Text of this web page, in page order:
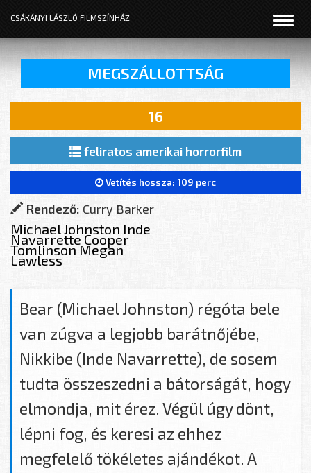
Menü
CSÁKÁNYI LÁSZLÓ FILMSZÍNHÁZ
MEGSZÁLLOTTSÁG
16
feliratos amerikai horrorfilm
Vetítés hossza: 109 perc
Rendező: Curry Barker
Michael Johnston Inde
NavarretteCooper
TomlinsonMegan
Lawless
Bear (Michael Johnston) régóta bele
van zúgva a legjobb barátnőjébe,
Nikkibe (Inde Navarrette), de sosem
tudta összeszedni a bátorságát, hogy
elmondja, mit érez. Végül úgy dönt,
lépni fog, és keresi az ehhez
megfelelő tökéletes ajándékot. A